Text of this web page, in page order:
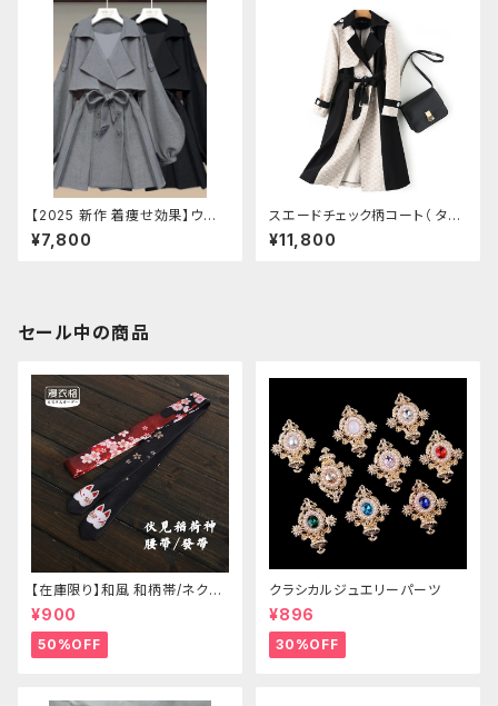
【2025 新作 着痩せ効果】ウエ
ストシェイプセミロングコート
¥7,800
スエードチェック柄コート（ ター
ンダウンカラー ダブルブレスト
ウエストシェイプ 鹿革風スエー
¥11,800
セール中の商品
【在庫限り】和風 和柄帯/ネクタ
イ/リボン（狐面/金魚
¥900
50%OFF
クラシカルジュエリーパーツ
¥896
30%OFF